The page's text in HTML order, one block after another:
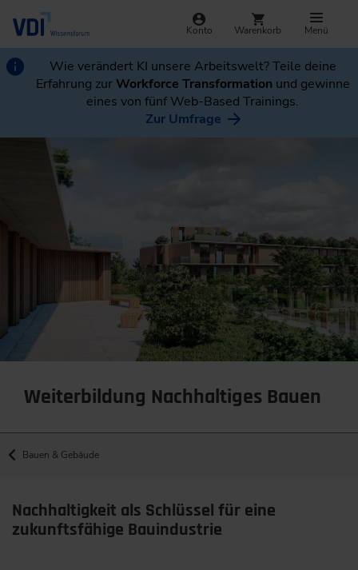
Konto Warenkorb Menü
Wie verändert KI unsere Arbeitswelt? Teile deine
Erfahrung zurWorkforce Transformation und gewinne
eines von fünf Web-Based Trainings.
Zur Umfrage
Weiterbildung Nachhaltiges Bauen
Bauen & Gebäude
Nachhaltigkeit als Schlüssel für eine
zukunftsfähige Bauindustrie